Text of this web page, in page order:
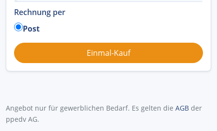
Rechnung per
Post
Angebot nur für gewerblichen Bedarf. Es gelten die AGB der
ppedv AG.